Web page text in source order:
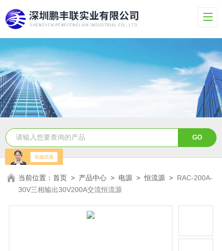
当前位置：首页 > 产品中心 > 电源 >恒流源 > RAC-200A-
30V三相输出30V200A交流恒流源